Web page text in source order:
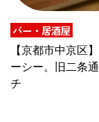
MAIN
バー・居酒屋
【京都市中京区
ーシー。旧二条
チ